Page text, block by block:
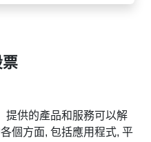
提供的產品和服務可以解
個方面, 包括應用程式, 平